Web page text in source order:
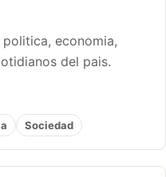
economia,
del pais.
Sociedad